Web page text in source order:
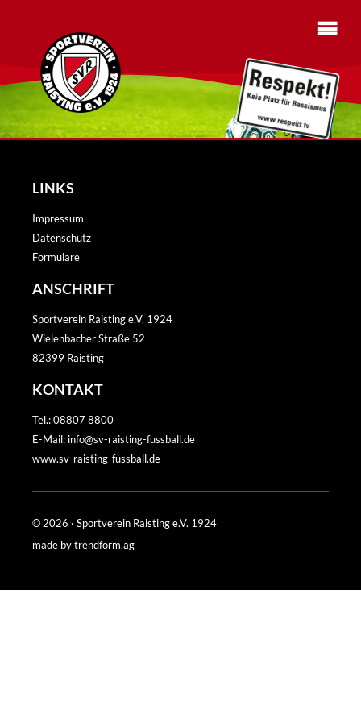
LINKS
Impressum
Datenschutz
Formulare
ANSCHRIFT
Sportverein Raisting e.V. 1924
Wielenbacher Straße 52
82399 Raisting
KONTAKT
Tel.: 08807 8800
E-Mail: info@sv-raisting-fussball.de
www.sv-raisting-fussball.de
© 2026 · Sportverein Raisting e.V. 1924
made bytrendform.ag